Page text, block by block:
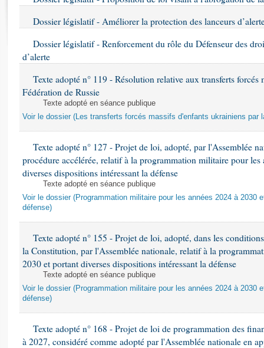
Rapports d'enquête
Baromètre de l’application des lois
Dossiers législatifs
Budget et sécurité sociale
Questions écrites et orales
Dossier législatif - Améliorer la protection des lanceurs
Dossier législatif - Renforcement du rôle du Défenseur des
d’alerte
Texte adopté n° 119 - Résolution relative aux transferts
Fédération de Russie
Texte adopté en séance publique
Voir le dossier (Les transferts forcés massifs d'enfants ukrainiens par
Texte adopté n° 127 - Projet de loi, adopté, par l'Assemblée
procédure accélérée, relatif à la programmation militaire pour les
diverses dispositions intéressant la défense
Texte adopté en séance publique
Voir le dossier (Programmation militaire pour les années 2024 à 2030
défense)
Texte adopté n° 155 - Projet de loi, adopté, dans les
la Constitution, par l'Assemblée nationale, relatif à la
2030 et portant diverses dispositions intéressant la défense
Texte adopté en séance publique
Voir le dossier (Programmation militaire pour les années 2024 à 2030
défense)
Texte adopté n° 168 - Projet de loi de programmation des
à 2027, considéré comme adopté par l'Assemblée nationale en